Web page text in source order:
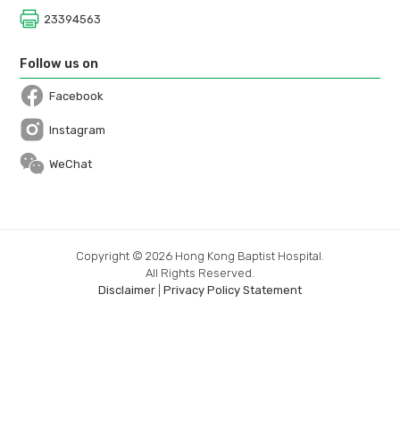
23394563
Follow us on
Facebook
Instagram
WeChat
Copyright © 2026 Hong Kong Baptist Hospital.
All Rights Reserved.
Disclaimer Privacy Policy Statement